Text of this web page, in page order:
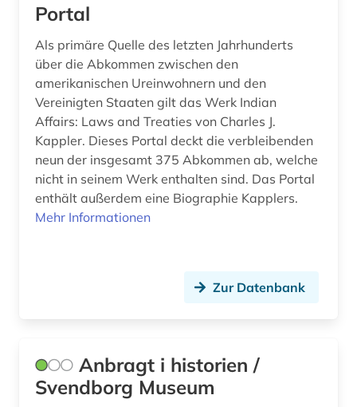
fest (1)
fid asien (2)
fid sozial- und kulturanthropologie (2)
film (6)
filmgeschichte (1)
flucht (1)
flurdenkmal (1)
Portal
Als primäre Quelle des letzten Jahrhunderts
über die Abkommen zwischen den
amerikanischen Ureinwohnern und den
Vereinigten Staaten gilt das Werk Indian
Affairs: Laws and Treaties von Charles J.
Kappler. Dieses Portal deckt die verbleibenden
neun der insgesamt 375 Abkommen ab, welche
nicht in seinem Werk enthalten sind. Das Portal
enthält außerdem eine Biographie Kapplers.
Mehr Informationen
Zur Datenbank
Anbragt i historien /
Svendborg Museum